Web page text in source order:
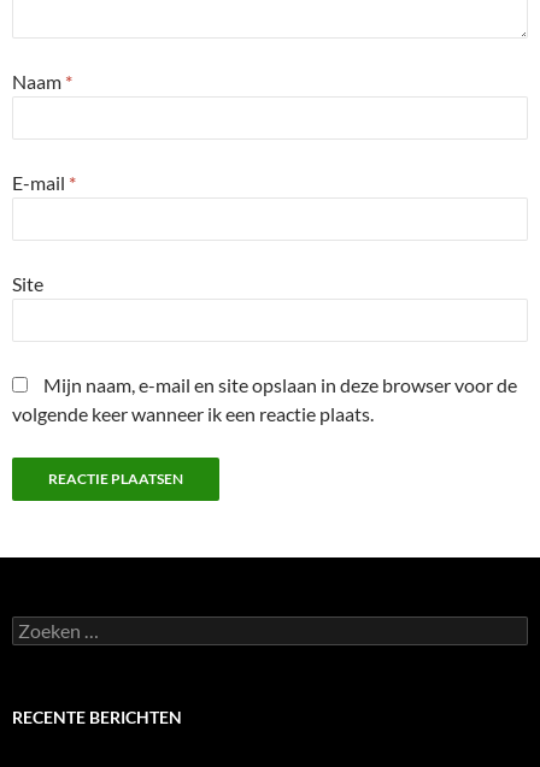
Naam *
E-mail *
Site
Mijn naam, e-mail en site opslaan in deze browser voor de
volgende keer wanneer ik een reactie plaats.
Zoeken
naar:
RECENTE BERICHTEN